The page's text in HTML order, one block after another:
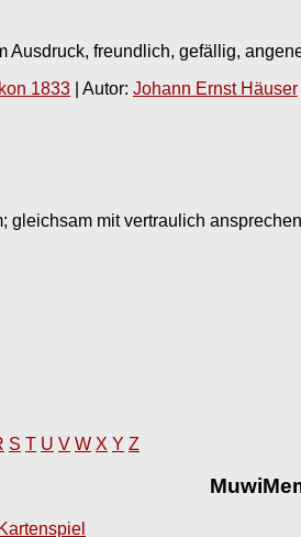
Ausdruck, freundlich, gefällig,
1833 | Autor: Johann Ernst Häuser
gleichsam mit vertraulich
S T U V W X Y Z